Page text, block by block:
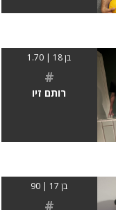
בן 18 | 1.70
#
רותם זיו
בן 17 | 90
#